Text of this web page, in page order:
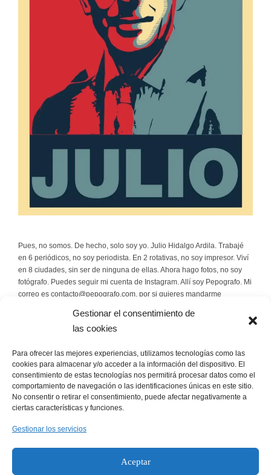
Gestionar el consentimiento de
las cookies
Para ofrecer las mejores experiencias, utilizamos tecnologías como las
cookies para almacenar y/o acceder a la información del dispositivo. El
consentimiento de estas tecnologías nos permitirá procesar datos como el
comportamiento de navegación o las identificaciones únicas en este sitio.
No consentir o retirar el consentimiento, puede afectar negativamente a
ciertas características y funciones.
Gestionar los servicios
Aceptar
Pues, no somos. De hecho, solo soy yo. Julio Hidalgo Ardila. Trabajé
en 6 periódicos, no soy periodista. En 2 rotativas, no soy impresor. Viví
en 8 ciudades, sin ser de ninguna de ellas. Ahora hago fotos, no soy
fotógrafo. Puedes seguir mi cuenta de Instagram. Allí soy Pepografo. Mi
correo es contacto@pepografo.com, por si quieres mandarme
contacto@pepografo.com
Sígueme
Facebook
Política de cookies